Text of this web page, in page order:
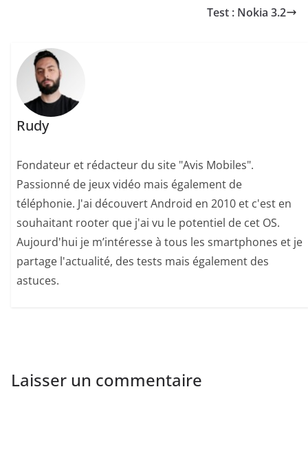
Test : Nokia 3.2
Rudy
Fondateur et rédacteur du site "Avis Mobiles".
Passionné de jeux vidéo mais également de
téléphonie. J'ai découvert Android en 2010 et c'est en
souhaitant rooter que j'ai vu le potentiel de cet OS.
Aujourd'hui je m’intéresse à tous les smartphones et je
partage l'actualité, des tests mais également des
astuces.
Laisser un commentaire